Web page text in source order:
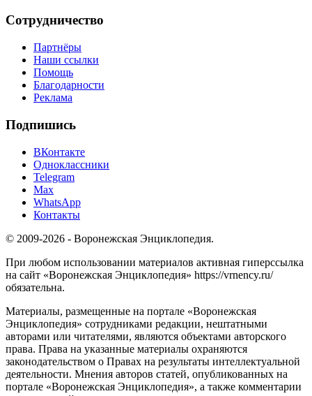
Сотрудничество
Партнёры
Наши ссылки
Помощь
Благодарности
Реклама
Подпишись
ВКонтакте
Одноклассники
Telegram
Max
WhatsApp
Контакты
© 2009-2026 - Воронежская Энциклопедия.
При любом использовании материалов активная гиперссылка
на сайт «Воронежская Энциклопедия» https://vrnency.ru/
обязательна.
Материалы, размещенные на портале «Воронежская
Энциклопедия» сотрудниками редакции, нештатными
авторами или читателями, являются объектами авторского
права. Права на указанные материалы охраняются
законодательством о Правах на результаты интеллектуальной
деятельности. Мнения авторов статей, опубликованных на
портале «Воронежская Энциклопедия», а также комментарии